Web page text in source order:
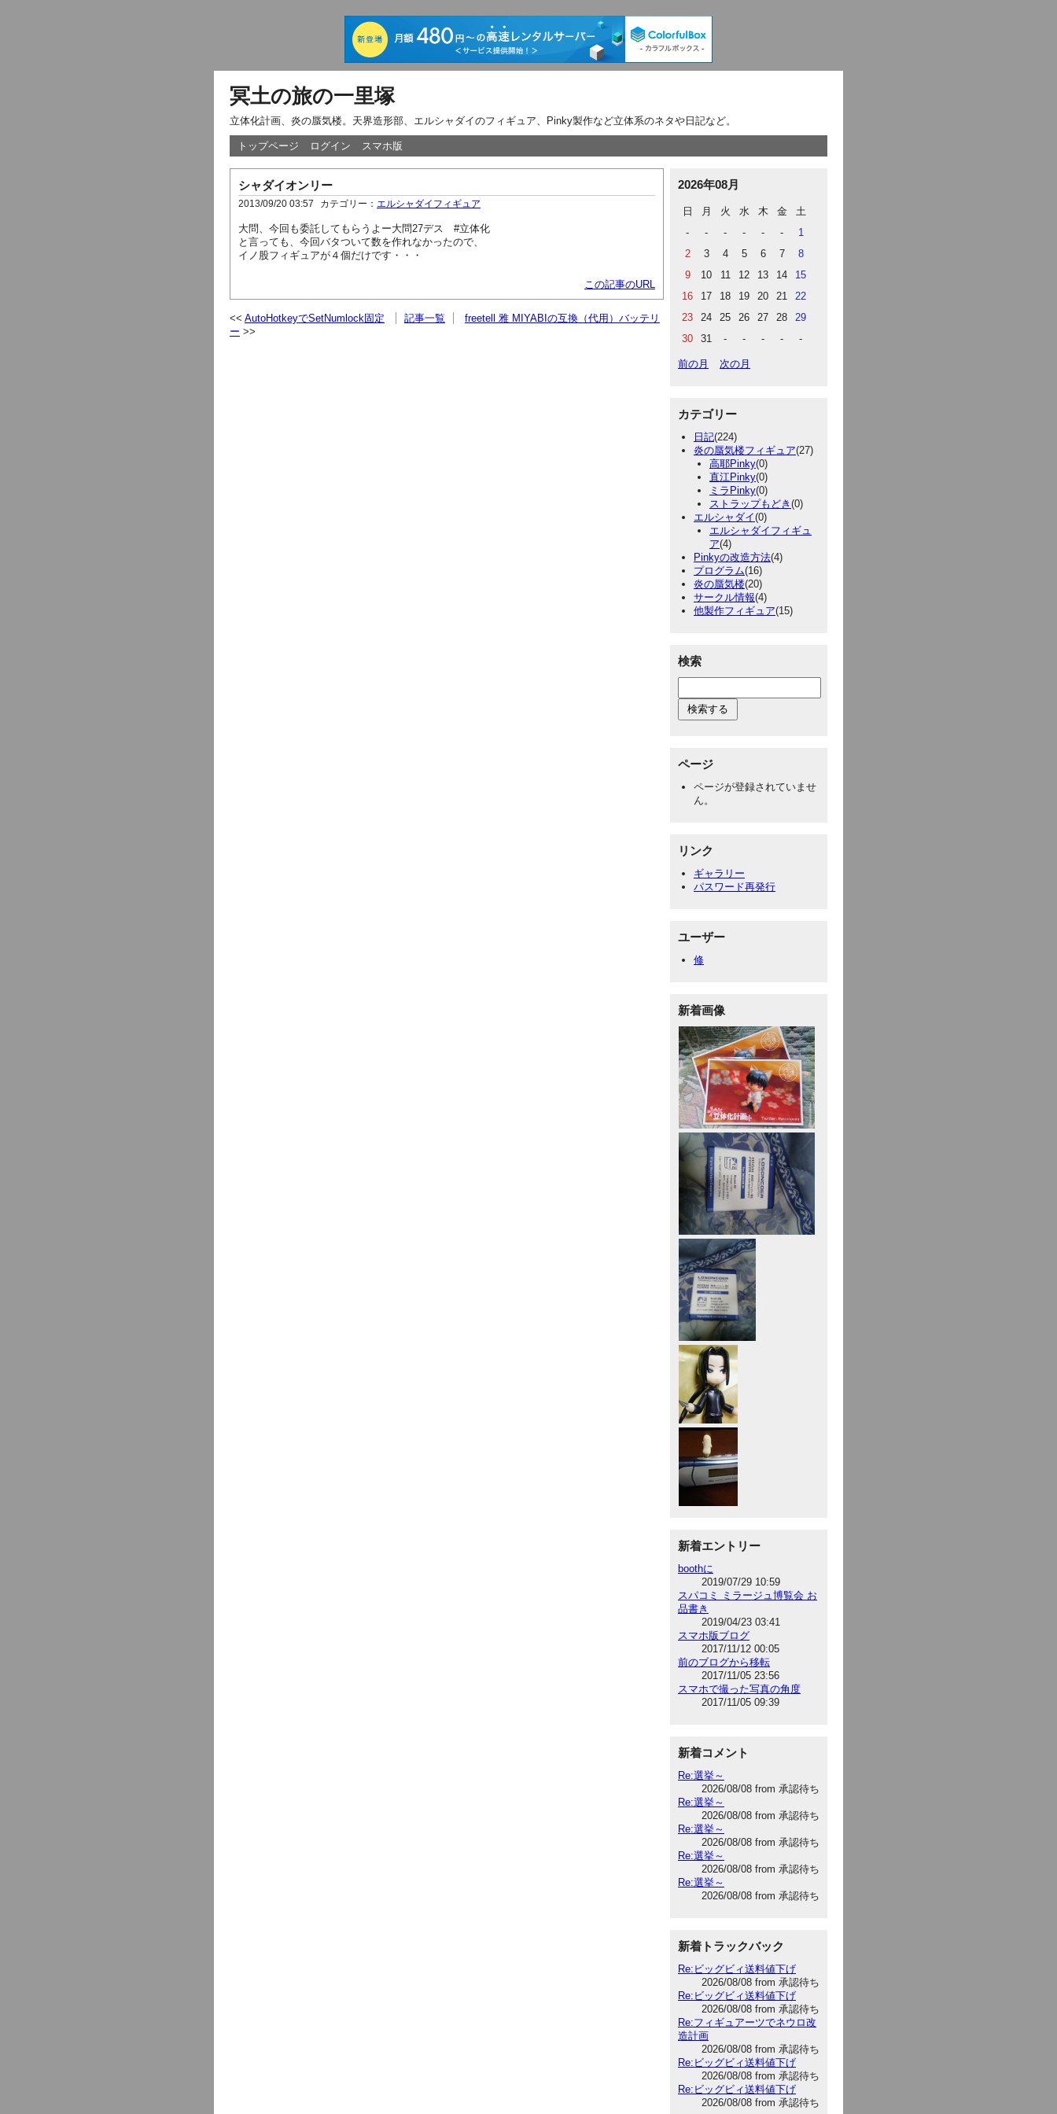
冥土の旅の一里塚
立体化計画、炎の蜃気楼。天界造形部、エルシャダイのフィギュア、Pinky製作など立体系のネタや日記など。
トップページ ログイン スマホ版
シャダイオンリー
2013/09/20 03:57 カテゴリー： エルシャダイフィギュア
大問、今回も委託してもらうよー大問27デス #立体化
と言っても、今回バタついて数を作れなかったので、
イノ股フィギュアが４個だけです・・・
この記事のURL
AutoHotkeyでSetNumlock固定 記事一覧
freetell 雅 MIYABIの互換（代用）バッテリ
ー
2026年08月
日 月 火 水 木 金
土
-
- - - - -
1
2
3 4 5 6 7
8
9
10 11 12 13 14
15
16
17 18 19 20 21
22
23
24 25 26 27 28
29
30
31 - - - - -
前の月 次の月
カテゴリー
日記(224)
炎の蜃気楼フィギュア(27)
高耶Pinky(0)
直江Pinky(0)
ミラPinky(0)
ストラップもどき (0)
エルシャダイ(0)
エルシャダイフィギュ
ア(4)
Pinkyの改造方法(4)
プログラム(16)
炎の蜃気楼(20)
サークル情報(4)
他製作フィギュア(15)
検索
ページ
ページが登録されていませ
ん。
リンク
ギャラリー
パスワード再発行
ユーザー
修
新着画像
新着エントリー
boothに
2019/07/29 10:59
スパコミ ミラージュ博覧会 お
品書き
2019/04/23 03:41
スマホ版ブログ
2017/11/12 00:05
前のブログから移転
2017/11/05 23:56
スマホで撮った写真の角度
2017/11/05 09:39
新着コメント
Re:選挙～
2026/08/08 from 承認待ち
Re:選挙～
2026/08/08 from 承認待ち
Re:選挙～
2026/08/08 from 承認待ち
Re:選挙～
2026/08/08 from 承認待ち
Re:選挙～
2026/08/08 from 承認待ち
新着トラックバック
Re:ビッグビィ送料値下げ
2026/08/08 from 承認待ち
Re:ビッグビィ送料値下げ
2026/08/08 from 承認待ち
Re:フィギュアーツでネウロ改
造計画
2026/08/08 from 承認待ち
Re:ビッグビィ送料値下げ
2026/08/08 from 承認待ち
Re:ビッグビィ送料値下げ
2026/08/08 from 承認待ち